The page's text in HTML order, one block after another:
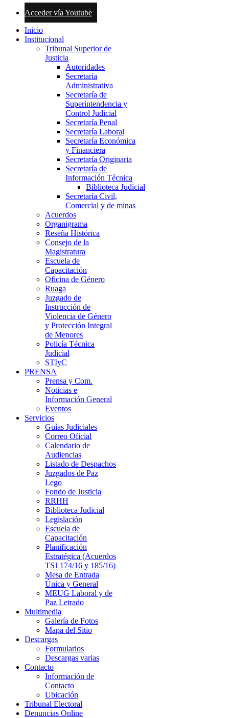
Acceder vía Youtube
Inicio
Institucional
Tribunal Superior de
Justicia
Autoridades
Secretaría
Administrativa
Secretaría de
Superintendencia y
Control Judicial
Secretaría Penal
Secretaría Laboral
Secretaría Económica
y Financiera
Secretaría Originaria
Secretaría de
Información Técnica
Biblioteca Judicial
Secretaría Civil,
Comercial y de minas
Acuerdos
Organigrama
Reseña Histórica
Consejo de la
Magistratura
Escuela de
Capacitación
Oficina de Género
Ruaga
Juzgado de
Instrucción de
Violencia de Género
y Protección Integral
de Menores
Policía Técnica
Judicial
STIyC
PRENSA
Prensa y Com.
Noticias e
Información General
Eventos
Servicios
Guías Judiciales
Correo Oficial
Calendario de
Audiencias
Listado de Despachos
Juzgados de Paz
Lego
Fondo de Justicia
RRHH
Biblioteca Judicial
Legislación
Escuela de
Capacitación
Planificación
Estratégica (Acuerdos
TSJ 174/16 y 185/16)
Mesa de Entrada
Única y General
MEUG Laboral y de
Paz Letrado
Multimedia
Galería de Fotos
Mapa del Sitio
Descargas
Formularios
Descargas varias
Contacto
Información de
Contacto
Ubicación
Tribunal Electoral
Denuncias Online